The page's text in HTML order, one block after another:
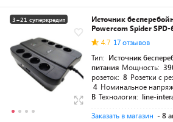
3+21 суперкредит
Разумная цена
Источник
Powercom Spider SPD-
4.7 17 отзывов
Тип: Источник
питания Мощность:
розеток: 8 Розетки с
4 Номинальное
В Технология: line-
Заказать в магазин - 8